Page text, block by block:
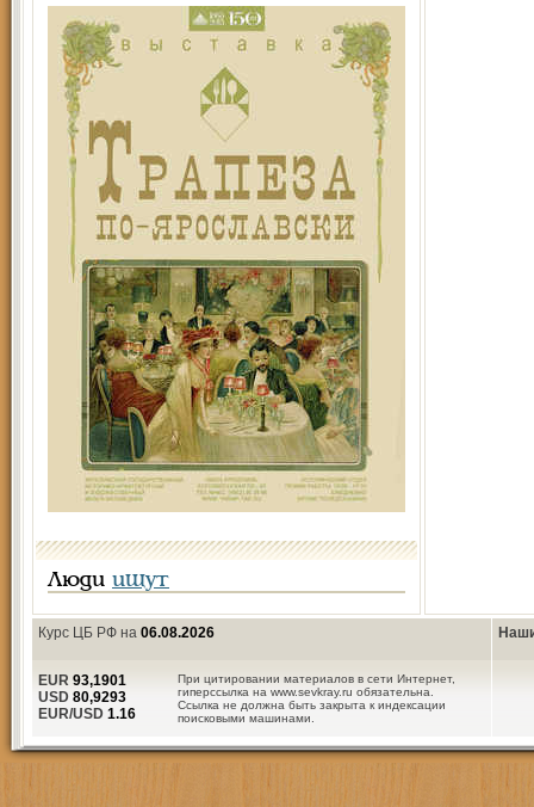
Люди ищут
Курс ЦБ РФ на 06.08.2026
При цитировании материалов в сети Интернет,
гиперссылка на www.sevkray.ru обязательна.
Ссылка не должна быть закрыта к индексации
поисковыми машинами.
EUR 93,1901
USD 80,9293
EUR/USD 1.16